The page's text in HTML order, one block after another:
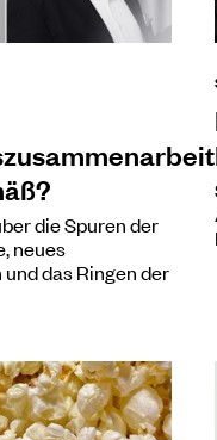
die Spuren der
neues
das Ringen der